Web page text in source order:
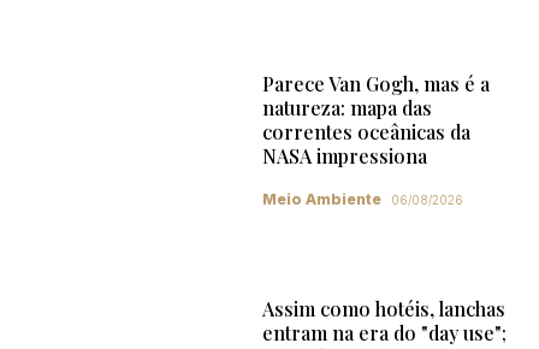
Parece Van Gogh, mas é a
natureza: mapa das
correntes oceânicas da
NASA impressiona
Meio Ambiente 06/08/2026
Assim como hotéis, lanchas
entram na era do "day use";